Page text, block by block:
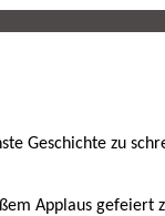
Geschichte zu
Applaus